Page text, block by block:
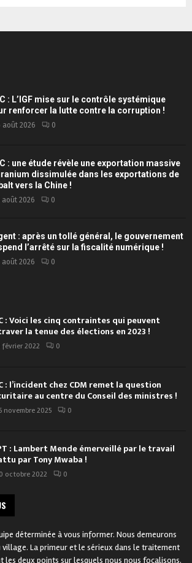
: L’IGF mise sur le contrôle systémique
renforcer la lutte contre la corruption !
août 2026 0
: une étude révèle une exportation massive
dissimulée dans les exportations de
vers la Chine !
août 2026 0
: après un tollé général, le gouvernement
l’arrêté sur la fiscalité numérique !
août 2026 0
: Voici les cinq contraintes qui peuvent
la tenue des élections en 2023 !
février 2022 0
: l’incident chez CDM remet la question
au centre du Conseil des ministres !
novembre 2025 0
: Lambert Mende émerveillé par le travail
par Tony Mwaba !
octobre 2022 0
déterminée à vous informer. Nous demeurons
village. La primeur et le sérieux dans le traitement
les deux points sur lesquels nous nous focalisons.